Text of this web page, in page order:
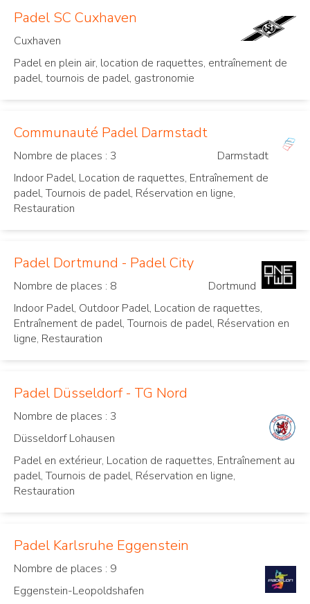
Padel SC Cuxhaven
Cuxhaven
Padel en plein air, location de raquettes, entraînement de
padel, tournois de padel, gastronomie
Communauté Padel Darmstadt
Nombre de places : 3
Darmstadt
Indoor Padel, Location de raquettes, Entraînement de
padel, Tournois de padel, Réservation en ligne,
Restauration
Padel Dortmund - Padel City
Nombre de places : 8
Dortmund
Indoor Padel, Outdoor Padel, Location de raquettes,
Entraînement de padel, Tournois de padel, Réservation en
ligne, Restauration
Padel Düsseldorf - TG Nord
Nombre de places : 3
Düsseldorf Lohausen
Padel en extérieur, Location de raquettes, Entraînement au
padel, Tournois de padel, Réservation en ligne,
Restauration
Padel Karlsruhe Eggenstein
Nombre de places : 9
Eggenstein-Leopoldshafen